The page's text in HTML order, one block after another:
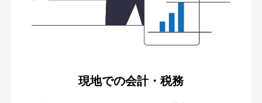
現地での会計・税務